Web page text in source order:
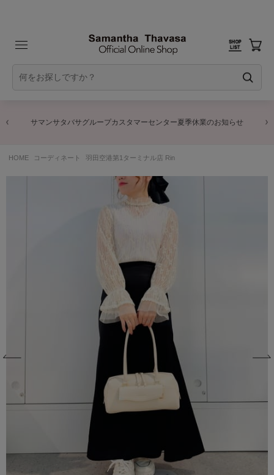
サマンサタバサグループカスタマーセンター夏季休業のお知らせ
HOME コーディネート 羽田空港第1ターミナル店 Rin